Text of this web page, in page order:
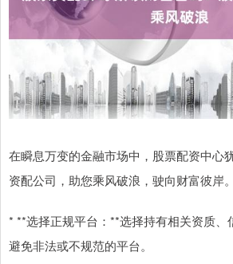
在瞬息万变的金融市场中，股票配资中心
资配公司，助您乘风破浪，驶向财富彼岸。
* **选择正规平台：**选择持有相关资质、
避免非法或不规范的平台。